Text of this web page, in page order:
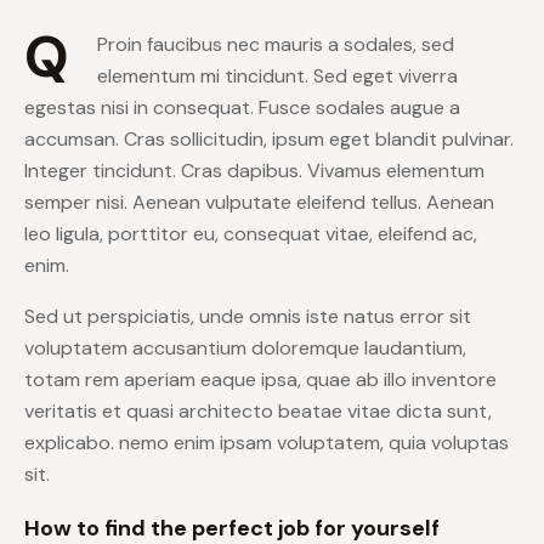
Q
Proin faucibus nec mauris a sodales, sed
elementum mi tincidunt. Sed eget viverra
egestas nisi in consequat. Fusce sodales augue a
accumsan. Cras sollicitudin, ipsum eget blandit pulvinar.
Integer tincidunt. Cras dapibus. Vivamus elementum
semper nisi. Aenean vulputate eleifend tellus. Aenean
leo ligula, porttitor eu, consequat vitae, eleifend ac,
enim.
Sed ut perspiciatis, unde omnis iste natus error sit
voluptatem accusantium doloremque laudantium,
totam rem aperiam eaque ipsa, quae ab illo inventore
veritatis et quasi architecto beatae vitae dicta sunt,
explicabo. nemo enim ipsam voluptatem, quia voluptas
sit.
How to find the perfect job for yourself